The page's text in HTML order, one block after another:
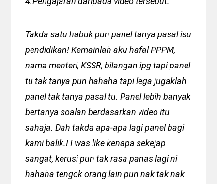
Takda satu habuk pun panel tanya pasal isu
pendidikan! Kemainlah aku hafal PPPM,
nama menteri, KSSR, bilangan ipg tapi panel
tu tak tanya pun hahaha tapi lega jugaklah
panel tak tanya pasal tu. Panel lebih banyak
bertanya soalan berdasarkan video itu
sahaja. Dah takda apa-apa lagi panel bagi
kami balik.I I was like kenapa sekejap
sangat, kerusi pun tak rasa panas lagi ni
hahaha tengok orang lain pun nak tak nak